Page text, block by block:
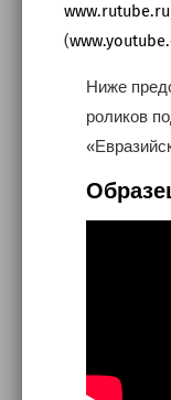
(
Ниже
роликов